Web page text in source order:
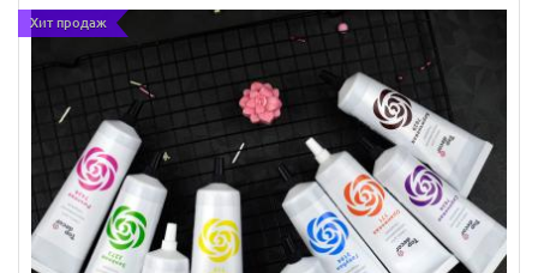
Хит продаж